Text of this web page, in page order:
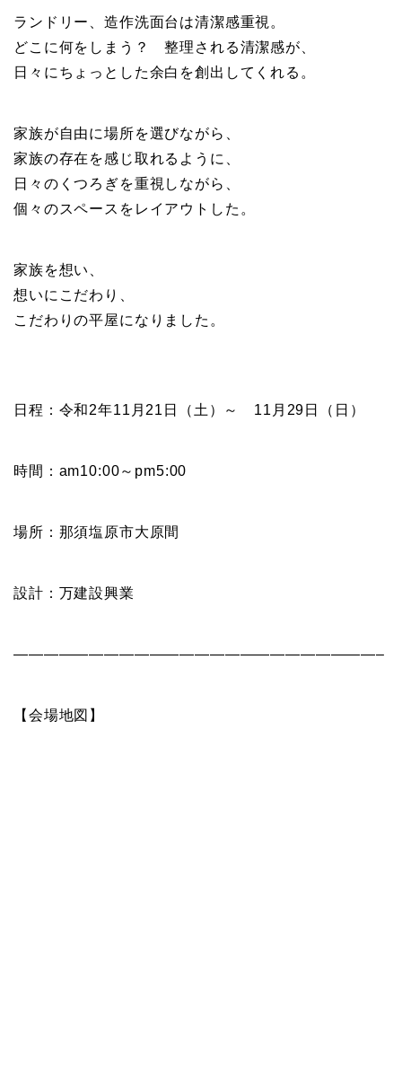
ランドリー、造作洗面台は清潔感重視。
どこに何をしまう？ 整理される清潔感が、
日々にちょっとした余白を創出してくれる。
家族が自由に場所を選びながら、
家族の存在を感じ取れるように、
日々のくつろぎを重視しながら、
個々のスペースをレイアウトした。
家族を想い、
想いにこだわり、
こだわりの平屋になりました。
日程：令和2年11月21日（土）～ 11月29日（日）
時間：am10:00～pm5:00
場所：那須塩原市大原間
設計：万建設興業
————————————————————————–
【会場地図】